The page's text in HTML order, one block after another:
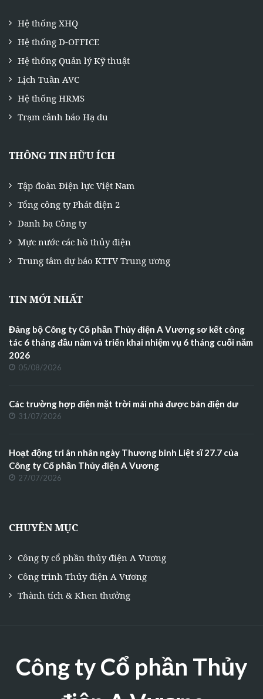
Hệ thống XHQ
Hệ thống D-OFFICE
Hệ thống Quản lý Kỹ thuật
Lịch Tuần AVC
Hệ thống HRMS
Trạm cảnh báo Hạ du
THÔNG TIN HỮU ÍCH
Tập đoàn Điện lực Việt Nam
Tổng công ty Phát điện 2
Danh bạ Công ty
Mực nước các hồ thủy điện
Trung tâm dự báo KTTV Trung ương
TIN MỚI NHẤT
Đảng bộ Công ty Cổ phần Thủy điện A Vương sơ kết công
tác 6 tháng đầu năm và triển khai nhiệm vụ 6 tháng cuối năm
2026
05/08/2026
Các trường hợp điện mặt trời mái nhà được bán điện dư
31/07/2026
Hoạt động tri ân nhân ngày Thương binh Liệt sĩ 27.7 của
Công ty Cổ phần Thủy điện A Vương
27/07/2026
CHUYÊN MỤC
Công ty cổ phần thủy điện A Vương
Công trình Thủy điện A Vương
Thành tích & Khen thưởng
Công ty Cổ phần Thủy